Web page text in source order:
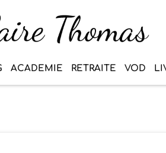
ACADEMIE RETRAITE VOD